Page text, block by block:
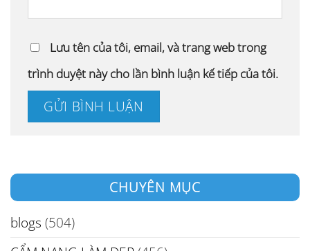
Lưu tên của tôi, email, và trang web trong
trình duyệt này cho lần bình luận kế tiếp của tôi.
CHUYÊN MỤC
blogs (504)